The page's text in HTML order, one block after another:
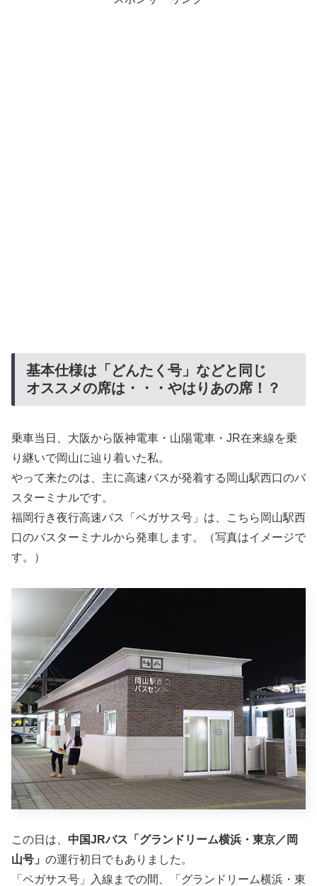
基本仕様は「どんたく号」などと同じ
オススメの席は・・・やはりあの席！？
乗車当日、大阪から阪神電車・山陽電車・JR在来線を乗
り継いで岡山に辿り着いた私。
やって来たのは、主に高速バスが発着する岡山駅西口のバ
スターミナルです。
福岡行き夜行高速バス「ペガサス号」は、こちら岡山駅西
口のバスターミナルから発車します。（写真はイメージで
す。）
この日は、 中国JRバス「グランドリーム横浜・東京／岡
山号」 の運行初日でもありました。
「ペガサス号」入線までの間、「グランドリーム横浜・東